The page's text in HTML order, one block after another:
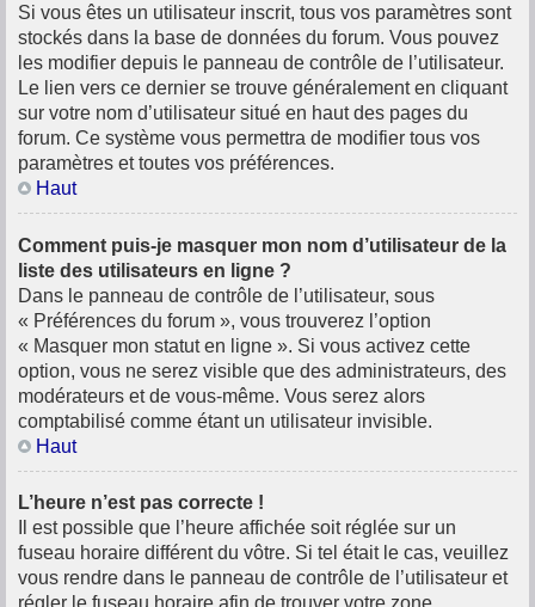
Si vous êtes un utilisateur inscrit, tous vos paramètres sont
stockés dans la base de données du forum. Vous pouvez
les modifier depuis le panneau de contrôle de l’utilisateur.
Le lien vers ce dernier se trouve généralement en cliquant
sur votre nom d’utilisateur situé en haut des pages du
forum. Ce système vous permettra de modifier tous vos
paramètres et toutes vos préférences.
Haut
Comment puis-je masquer mon nom d’utilisateur de la
liste des utilisateurs en ligne ?
Dans le panneau de contrôle de l’utilisateur, sous
« Préférences du forum », vous trouverez l’option
« Masquer mon statut en ligne ». Si vous activez cette
option, vous ne serez visible que des administrateurs, des
modérateurs et de vous-même. Vous serez alors
comptabilisé comme étant un utilisateur invisible.
Haut
L’heure n’est pas correcte !
Il est possible que l’heure affichée soit réglée sur un
fuseau horaire différent du vôtre. Si tel était le cas, veuillez
vous rendre dans le panneau de contrôle de l’utilisateur et